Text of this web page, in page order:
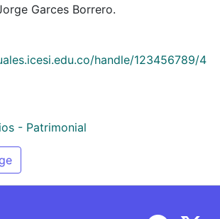
Garces Borrero.
handle/123456789/4
- Patrimonial